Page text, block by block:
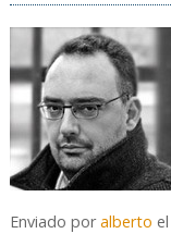
Enviado poralberto